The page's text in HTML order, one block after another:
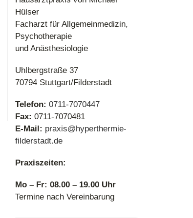
Hülser
Facharzt für Allgemeinmedizin,
Psychotherapie
und Anästhesiologie
Uhlbergstraße 37
70794 Stuttgart/Filderstadt
Telefon: 0711-7070447
Fax: 0711-7070481
E-Mail: praxis@hyperthermie-
filderstadt.de
Praxiszeiten:
Mo – Fr: 08.00 – 19.00 Uhr
Termine nach Vereinbarung